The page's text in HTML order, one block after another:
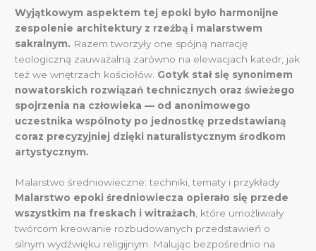
Wyjątkowym aspektem tej epoki było harmonijne
zespolenie architektury z rzeźbą i malarstwem
sakralnym. Razem tworzyły one spójną narrację
teologiczną zauważalną zarówno na elewacjach katedr, jak
też we wnętrzach kościołów. Gotyk stał się synonimem
nowatorskich rozwiązań technicznych oraz świeżego
spojrzenia na człowieka — od anonimowego
uczestnika wspólnoty po jednostkę przedstawianą
coraz precyzyjniej dzięki naturalistycznym środkom
artystycznym.
Malarstwo średniowieczne: techniki, tematy i przykłady
Malarstwo epoki średniowiecza opierało się przede
wszystkim na freskach i witrażach, które umożliwiały
twórcom kreowanie rozbudowanych przedstawień o
silnym wydźwięku religijnym. Malując bezpośrednio na